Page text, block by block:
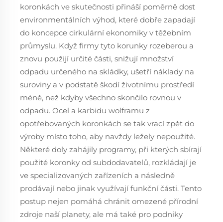
koronkách ve skutečnosti přináší poměrně dost
environmentálních výhod, které dobře zapadají
do koncepce cirkulární ekonomiky v těžebním
průmyslu. Když firmy tyto korunky rozeberou a
znovu použijí určité části, snižují množství
odpadu určeného na skládky, ušetří náklady na
suroviny a v podstatě škodí životnímu prostředí
méně, než kdyby všechno skončilo rovnou v
odpadu. Ocel a karbidu wolframu z
opotřebovaných koronkách se tak vrací zpět do
výroby místo toho, aby navždy ležely nepoužité.
Některé doly zahájily programy, při kterých sbírají
použité koronky od subdodavatelů, rozkládají je
ve specializovaných zařízeních a následně
prodávají nebo jinak využívají funkční části. Tento
postup nejen pomáhá chránit omezené přírodní
zdroje naší planety, ale má také pro podniky